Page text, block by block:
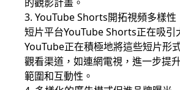
3. YouTube Shorts開拓視頻多樣性
短片平台YouTube Shorts正在吸引
YouTube正在積極地將這些短片形
觀看渠道，如連網電視，進一步提
範圍和互動性。